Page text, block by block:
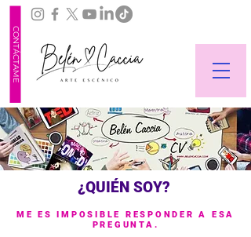
CONTÁCTAME
¿QUIÉN SOY?
ME ES IMPOSIBLE RESPONDER A ESA
PREGUNTA.